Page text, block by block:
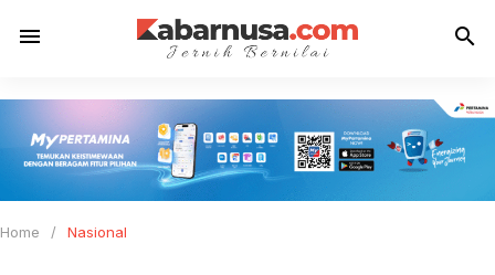
menu search
Home / Nasional